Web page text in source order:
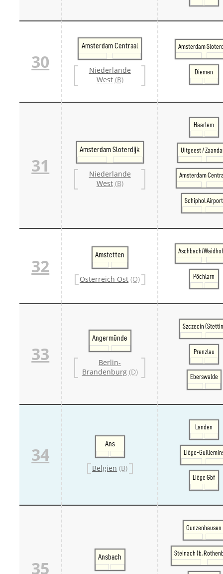
30
Amsterdam Centraal
Niederlande
West (B)
Amsterdam
Diemen
31
Amsterdam Sloterdijk
Niederlande
West (B)
Haarlem
Uitgeest /
Amsterdam
Schiphol Airport
32
Amstetten
Österreich Ost (Ö)
Aschbach/
Pöchlarn
33
Angermünde
Berlin-
Brandenburg (D)
Szczecin
Prenzlau
Eberswalde
34
Ans
Belgien (B)
Landen
Liège-
Liège Gbf
35
Ansbach
Gunzenhausen
Steinach (b.